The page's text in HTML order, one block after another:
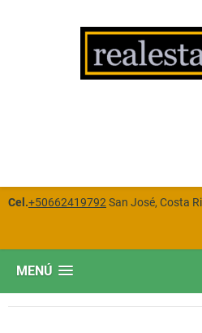
Cel.+50662419792 San José, Costa
MENÚ